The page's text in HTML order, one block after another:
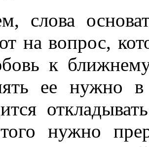
слова
на вопрос,
к
ее нужно
нужно